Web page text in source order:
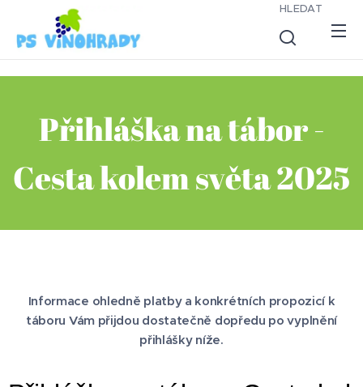
HLEDAT
Přihláška na tábor -
Cesta kolem světa 2025
Informace ohledně platby a konkrétních propozicí k
táboru Vám přijdou dostatečně dopředu po vyplnění
přihlášky níže.